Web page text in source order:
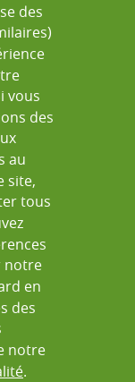
des
vous
des
au
site,
tous
notre
en
des
notre
.